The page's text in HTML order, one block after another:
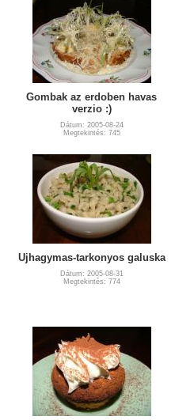
Gombak az erdoben havas
verzio :)
Dátum: 2005-08-24
Megtekintés: 745
Ujhagymas-tarkonyos galuska
Dátum: 2005-08-31
Megtekintés: 774